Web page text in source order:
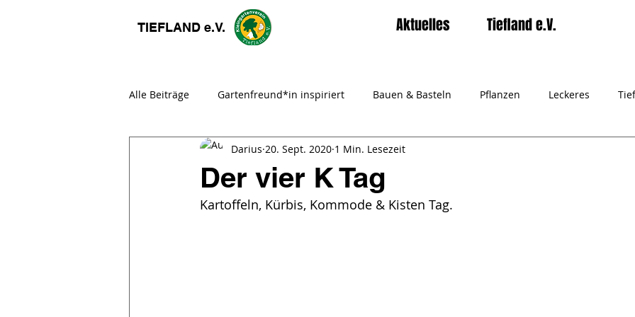
Aktuelles Tiefland e.V.
TIEFLAND e.V.
Alle Beiträge Gartenfreund*in inspiriert Bauen & Basteln Pflanzen Leckeres
Gemeinschaftsarbeit Fachberater Tiefland e.V.
Der vier K Tag
Darius 20. Sept. 2020 1 Min. Lesezeit
Kartoffeln, Kürbis, Kommode & Kisten Tag.